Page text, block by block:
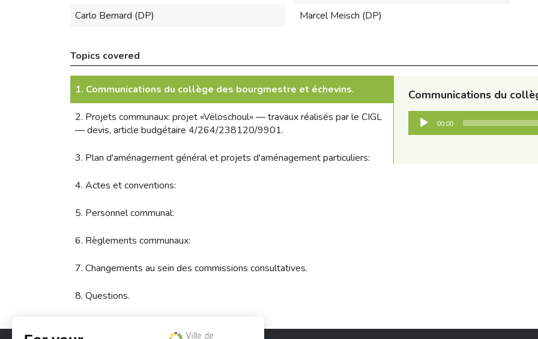
Carlo Bernard (DP)
Marcel Meisch (DP)
Topics covered
1. Communications du collège des bourgmestre et échevins.
2. Projets communaux: projet «Vëloschoul» — travaux réalisés par le CIGL
— devis, article budgétaire 4/264/238120/9901.
3. Plan d'aménagement général et projets d'aménagement particuliers:
4. Actes et conventions:
5. Personnel communal:
6. Règlements communaux:
7. Changements au sein des commissions consultatives.
8. Questions.
Communications du
Audio
Player
00:00